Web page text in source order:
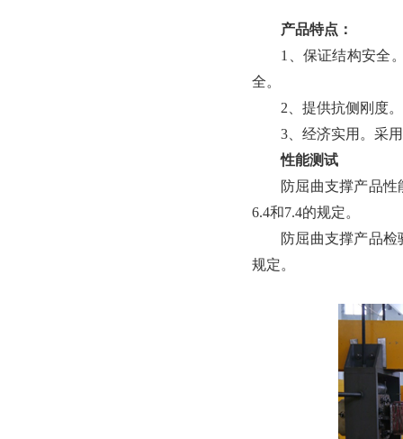
产品特点：
1、保证结构安全
全。
2、提供抗侧刚度
3、经济实用。采
性能测试
防屈曲支撑产品性
6.4和7.4的规定。
防屈曲支撑产品检
规定。